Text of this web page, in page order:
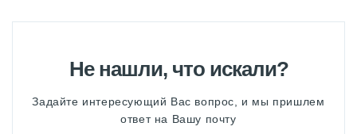
Не нашли, что искали?
Задайте интересующий Вас вопрос, и мы пришлем
ответ на Вашу почту